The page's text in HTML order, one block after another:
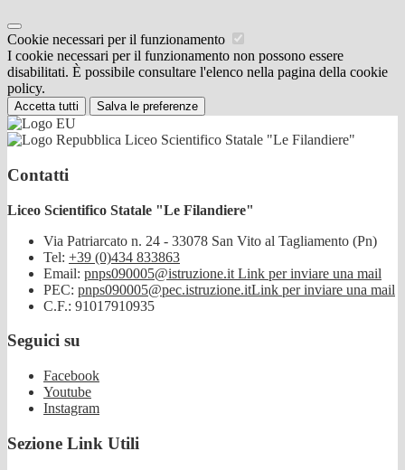
Cookie necessari per il funzionamento
I cookie necessari per il funzionamento non possono essere
disabilitati. È possibile consultare l'elenco nella pagina della cookie
policy.
Accetta tutti Salva le preferenze
Liceo Scientifico Statale "Le Filandiere"
Contatti
Liceo Scientifico Statale "Le Filandiere"
Via Patriarcato n. 24 - 33078 San Vito al Tagliamento (Pn)
Tel: +39 (0)434 833863
Email: pnps090005@istruzione.it Link per inviare una mail
PEC: pnps090005@pec.istruzione.itLink per inviare una mail
C.F.: 91017910935
Seguici su
Facebook
Youtube
Instagram
Sezione Link Utili